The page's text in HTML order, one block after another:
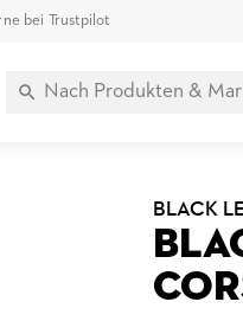
bei Trustpilot
BLACK